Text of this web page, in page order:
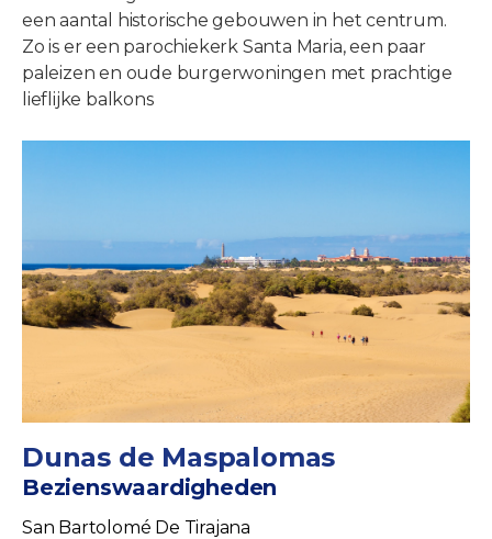
een aantal historische gebouwen in het centrum.
Zo is er een parochiekerk Santa Maria, een paar
paleizen en oude burgerwoningen met prachtige
lieflijke balkons
Dunas de Maspalomas
Bezienswaardigheden
San Bartolomé De Tirajana